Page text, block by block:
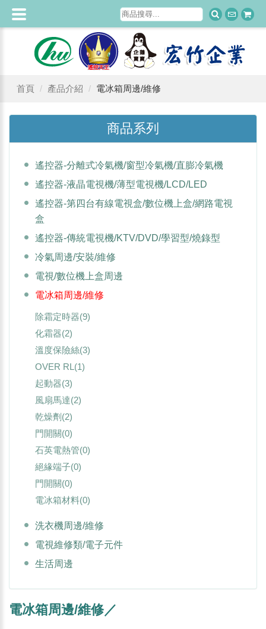
首頁 產品介紹 電冰箱周邊/維修
商品系列
遙控器-分離式冷氣機/窗型冷氣機/直膨冷氣機
遙控器-液晶電視機/薄型電視機/LCD/LED
遙控器-第四台有線電視盒/數位機上盒/網路電視
盒
遙控器-傳統電視機/KTV/DVD/學習型/燒錄型
冷氣周邊/安裝/維修
電視/數位機上盒周邊
電冰箱周邊/維修
除霜定時器(9)
化霜器(2)
溫度保險絲(3)
OVER RL (1)
起動器(3)
風扇馬達(2)
乾燥劑 (2)
門開關(0)
石英電熱管(0)
絕緣端子(0)
門開關(0)
電冰箱材料(0)
洗衣機周邊/維修
電視維修類/電子元件
生活周邊
電冰箱周邊/維修／